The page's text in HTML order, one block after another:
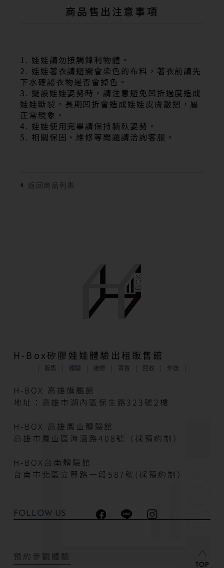
商品售出注意事項
1. 娃娃請勿接觸鋒利物體。
2. 娃娃著衣請避開會染色的布料，著衣前請先
下水確認衣物是否會掉色。
3. 擺設娃娃姿勢時，請注意避免凹折過度造成
娃娃斷裂。長期凹折會造成娃娃皮膚皺摺，屬
正常現象。
4. 娃娃使用完畢請保持躺臥姿勢。
5. 相關保固、維修等問題請洽詢客服。
H-Box矽膠娃娃體驗出租販售館
販售 體驗 維修 寄賣 回收 外送
H-BOX 高雄旗艦館
地址：高雄市湖內區保生路323號2樓
H-BOX 高雄鳳山體驗館
高雄市鳳山區海涵路408號（採預約制）
H-BOX台南體驗館
台南市北區立賢路一段587號(採預約制）
FOLLOW US
預約參觀體驗